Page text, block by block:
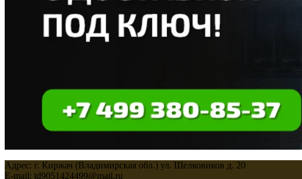
Адрес: г. Киржач (Владимирская обл.) ул. Шелковиков д. 20
E-mail: td9051424499@mail.ru